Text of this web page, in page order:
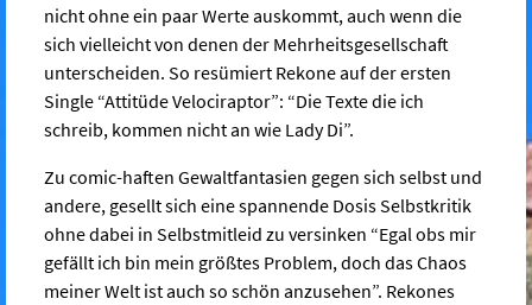
nicht ohne ein paar Werte auskommt, auch wenn die
sich vielleicht von denen der Mehrheitsgesellschaft
unterscheiden. So resümiert Rekone auf der ersten
Single “Attitüde Velociraptor”: “Die Texte die ich
schreib, kommen nicht an wie Lady Di”.
Zu comic-haften Gewaltfantasien gegen sich selbst und
andere, gesellt sich eine spannende Dosis Selbstkritik
ohne dabei in Selbstmitleid zu versinken “Egal obs mir
gefällt ich bin mein größtes Problem, doch das Chaos
meiner Welt ist auch so schön anzusehen”. Rekones